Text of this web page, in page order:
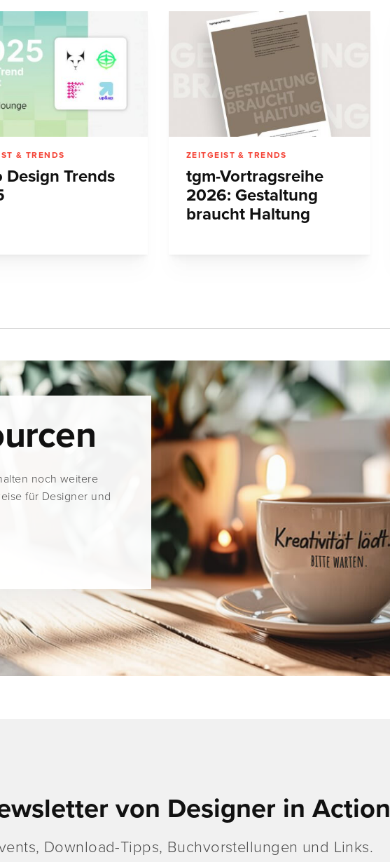
& TRENDS
Design Trends
ZEITGEIST & TRENDS
tgm-Vortragsreihe
2026: Gestaltung
braucht Haltung
noch weitere
für Designer und
von Designer in Action
Download-Tipps, Buchvorstellungen und Links.